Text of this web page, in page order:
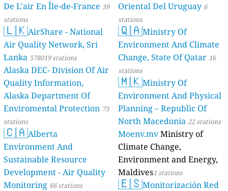
De L'air En Île-de-France 39
stations
🇱🇰AirShare - National
Air Quality Network, Sri
Lanka 578019 stations
Alaska DEC- Division Of Air
Quality Information,
Alaska Department Of
Enviromental Protection 73
stations
🇨🇦Alberta
Environment And
Sustainable Resource
Development - Air Quality
Monitoring 66 stations
Oriental Del Uruguay 6
stations
🇶🇦Ministry Of
Environment And Climate
Change, State Of Qatar 16
stations
🇲🇰Ministry Of
Environment And Physical
Planning – Republic Of
North Macedonia 22 stations
Moenv.mvMinistry of
Climate Change,
Environment and Energy,
Maldives1 stations
🇪🇸Monitorización Red